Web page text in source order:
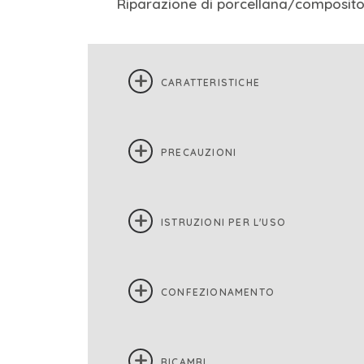
Riparazione di porcellana/composito
CARATTERISTICHE
PRECAUZIONI
ISTRUZIONI PER L'USO
CONFEZIONAMENTO